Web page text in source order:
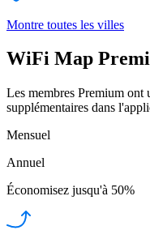
Montre toutes les villes
WiFi Map
Les membres Premium ont
supplémentaires dans
Mensuel
Annuel
Économisez jusqu'à 50%